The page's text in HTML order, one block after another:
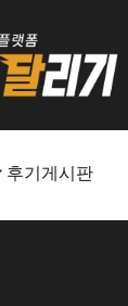
후기게시판